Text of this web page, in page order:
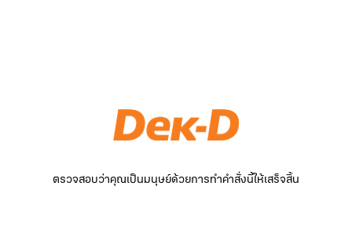
ตรวจสอบว่าคุณเป็นมนุษย์ด้วยการทำคำสั่งนี้ให้เสร็จสิ้น